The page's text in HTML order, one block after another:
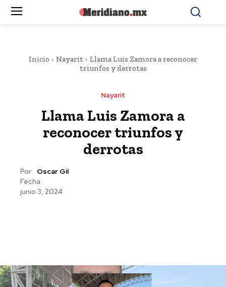
Inicio Nayarit
Llama Luis Zamora a reconocer
triunfos y derrotas
Nayarit
Llama Luis Zamora a
reconocer triunfos y
derrotas
Por: Oscar Gil
Fecha:
junio 3, 2024